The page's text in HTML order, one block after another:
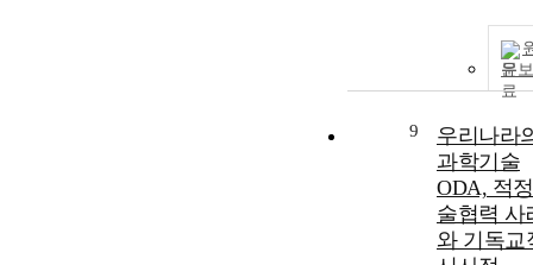
문
9
우리나라
과학기술
ODA, 적
술협력 사
와 기독교